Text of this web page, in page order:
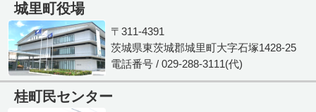
城里町役場
〒311-4391
茨城県東茨城郡城里町大字石塚1428-25
電話番号 / 029-288-3111(代)
桂町民センター